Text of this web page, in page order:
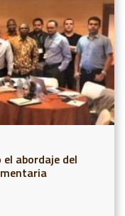
el abordaje del